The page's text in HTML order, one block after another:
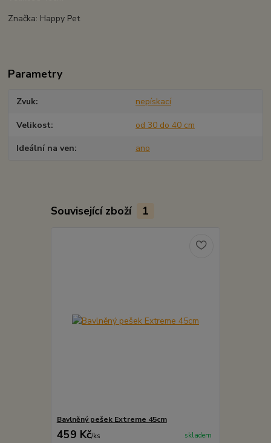
Značka: Happy Pet
Parametry
Zvuk nepískací
Velikost od 30 do 40 cm
Ideální na ven ano
Související zboží 1
Bavlněný pešek Extreme 45cm
459 Kč/ks skladem